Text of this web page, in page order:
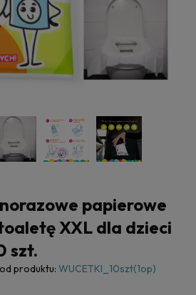
papierowe
XXL dla dzieci
szt.
produktu: WUCETKI_10szt(1op)